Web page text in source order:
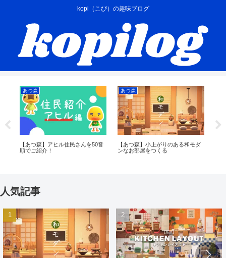
kopi（こぴ）の趣味ブログ
あつ森
【あつ森】アヒル住民さんを50音
順でご紹介！
あつ森
【あつ森】小上がりのある和モダ
ンなお部屋をつくる
人気記事